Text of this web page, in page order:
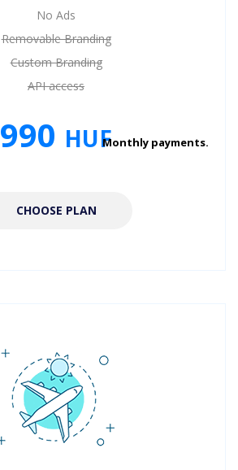
No Ads
Removable Branding
Custom Branding
API access
990 HUFMonthly payments.
CHOOSE PLAN